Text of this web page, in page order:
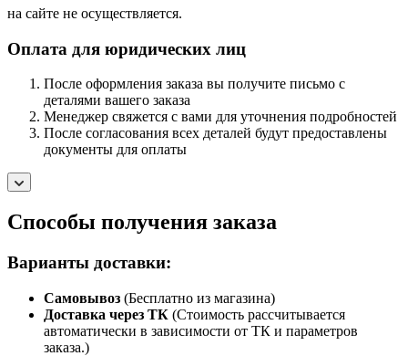
на сайте не осуществляется.
Оплата для юридических лиц
После оформления заказа вы получите письмо с
деталями вашего заказа
Менеджер свяжется с вами для уточнения подробностей
После согласования всех деталей будут предоставлены
документы для оплаты
Способы получения заказа
Варианты доставки:
Самовывоз (Бесплатно из магазина)
Доставка через ТК (Стоимость рассчитывается
автоматически в зависимости от ТК и параметров
заказа.)